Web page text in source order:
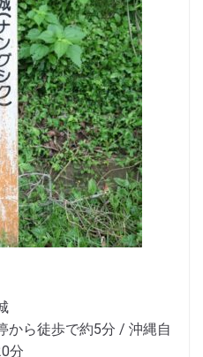
ら徒歩で約5分 / 沖縄自
分